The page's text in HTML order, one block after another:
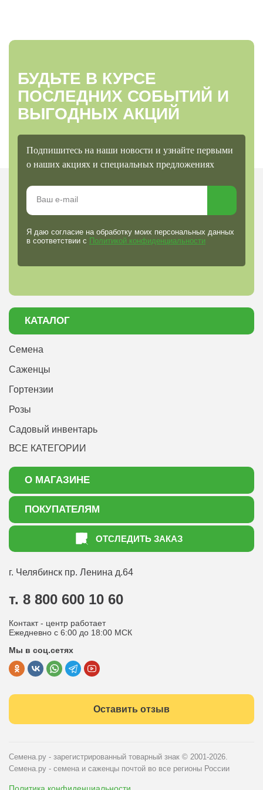
БУДЬТЕ В КУРСЕ
ПОСЛЕДНИХ СОБЫТИЙ И
ВЫГОДНЫХ АКЦИЙ
Подпишитесь на наши новости и узнайте первыми
о наших акциях и специальных предложениях
Я даю согласие на обработку моих персональных данных
в соответствии с Политикой конфиденциальности
КАТАЛОГ
Семена
Саженцы
Гортензии
Розы
Садовый инвентарь
ВСЕ КАТЕГОРИИ
О МАГАЗИНЕ
О нас
Акции
ПОКУПАТЕЛЯМ
Как оформить заказ
Статьи садоводу
Оптовым покупателям
Политика конфиденциальности
Публичная оферта
ОТСЛЕДИТЬ ЗАКАЗ
г. Челябинск пр. Ленина д.64
т. 8 800 600 10 60
Контакт - центр работает
Ежедневно с 6:00 до 18:00 МСК
Мы в соц.сетях
Оставить отзыв
Семена.ру - зарегистрированный товарный знак © 2001-2026.
Семена.ру - семена и саженцы почтой во все регионы России